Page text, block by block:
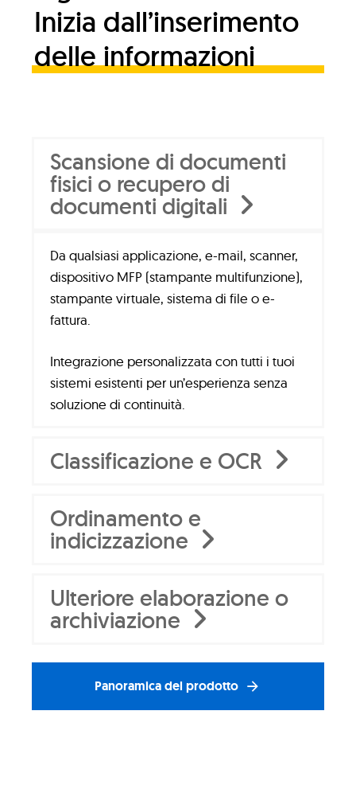
Inizia dall’inserimento
delle informazioni
Scansione di documenti
fisici o recupero di
documenti digitali
Da qualsiasi applicazione, e-mail, scanner,
dispositivo MFP (stampante multifunzione),
stampante virtuale, sistema di file o e-
fattura.
Integrazione personalizzata con tutti i tuoi
sistemi esistenti per un’esperienza senza
soluzione di continuità.
Classificazione e OCR
Ordinamento e
indicizzazione
Ulteriore elaborazione o
archiviazione
Panoramica del prodotto